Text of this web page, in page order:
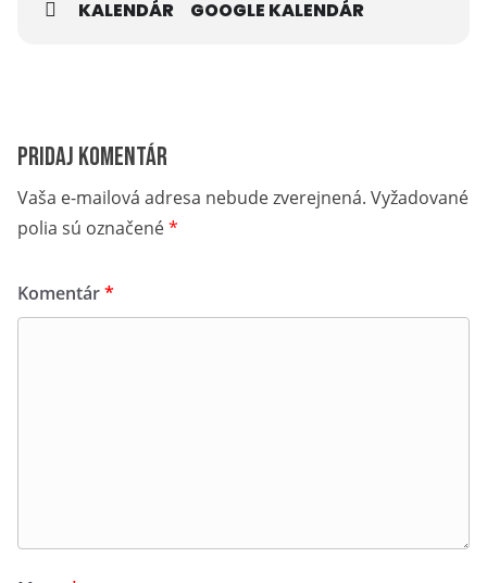
KALENDÁR GOOGLE KALENDÁR
Pridaj komentár
Vaša e-mailová adresa nebude zverejnená. Vyžadované
polia sú označené*
Komentár*